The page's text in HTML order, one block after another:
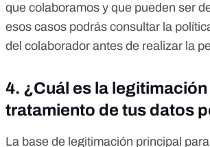
que colaboramos y que pueden ser
esos casos podrás consultar la
del colaborador antes de realizar la
4. ¿Cuál es la legitimación
tratamiento de tus datos
La base de legitimación principal